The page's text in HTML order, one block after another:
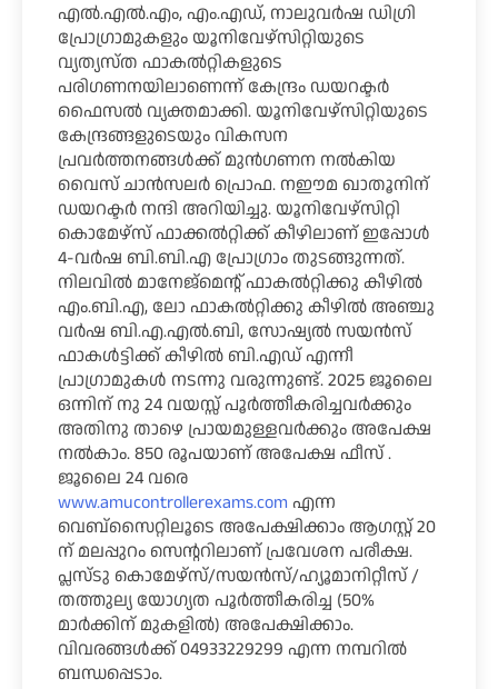
എൽ.എൽ.എം, എം.എഡ്, നാലുവർഷ ഡിഗ്രി
പ്രോഗ്രാമുകളും യൂനിവേഴ്സിറ്റിയുടെ
വ്യത്യസ്ത ഫാകൽറ്റികളുടെ
പരിഗണനയിലാണെന്ന് കേന്ദ്രം ഡയറക്ടർ
ഫൈസൽ വ്യക്തമാക്കി. യൂനിവേഴ്സിറ്റിയുടെ
കേന്ദ്രങ്ങളുടെയും വികസന
പ്രവർത്തനങ്ങൾക്ക് മുൻഗണന നൽകിയ
വൈസ് ചാൻസലർ പ്രൊഫ. നഈമ ഖാതൂനിന്
ഡയറക്ടർ നന്ദി അറിയിച്ചു. യൂനിവേഴ്സിറ്റി
കൊമേഴ്സ് ഫാക്കൽറ്റിക്ക് കീഴിലാണ് ഇപ്പോൾ
4-വർഷ ബി.ബി.എ പ്രോഗ്രാം തുടങ്ങുന്നത്.
നിലവിൽ മാനേജ്മെന്റ് ഫാകൽറ്റിക്കു കീഴിൽ
എം.ബി.എ, ലോ ഫാകൽറ്റിക്കു കീഴിൽ അഞ്ചു
വർഷ ബി.എ.എൽ.ബി, സോഷ്യൽ സയൻസ്
ഫാകൾട്ടിക്ക് കീഴിൽ ബി.എഡ് എന്നീ
പ്രാഗ്രാമുകൾ നടന്നു വരുന്നുണ്ട്. 2025 ജൂലൈ
ഒന്നിന് നു 24 വയസ്സ് പൂർത്തീകരിച്ചവർക്കും
അതിനു താഴെ പ്രായമുള്ളവർക്കും അപേക്ഷ
നൽകാം. 850 രൂപയാണ് അപേക്ഷ ഫീസ് .
ജൂലൈ 24 വരെ
www.amucontrollerexams.com എന്ന
വെബ്സൈറ്റിലൂടെ അപേക്ഷിക്കാം ആഗസ്റ്റ് 20
ന് മലപ്പുറം സെൻ്ററിലാണ് പ്രവേശന പരീക്ഷ.
പ്ലസ്ടു കൊമേഴ്സ്/സയൻസ്/ഹ്യൂമാനിറ്റീസ് /
തത്തുല്യ യോഗ്യത പൂർത്തീകരിച്ച (50%
മാർക്കിന് മുകളിൽ) അപേക്ഷിക്കാം.
വിവരങ്ങൾക്ക് 04933229299 എന്ന നമ്പറിൽ
ബന്ധപ്പെടാം.